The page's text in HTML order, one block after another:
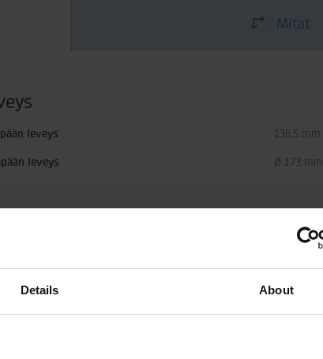
Details About
Mitat
leveys 136,5 mm
leveys Ø 173 mm